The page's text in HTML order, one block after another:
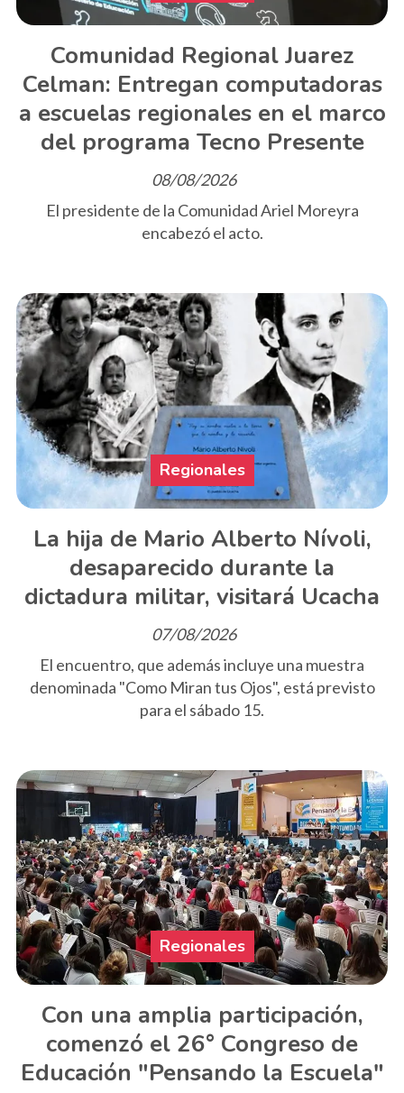
Comunidad Regional Juarez
Celman: Entregan computadoras
a escuelas regionales en el marco
del programa Tecno Presente
08/08/2026
El presidente de la Comunidad Ariel Moreyra
encabezó el acto.
La hija de Mario Alberto Nívoli,
desaparecido durante la
dictadura militar, visitará Ucacha
Regionales
07/08/2026
El encuentro, que además incluye una muestra
denominada "Como Miran tus Ojos", está previsto
para el sábado 15.
Con una amplia participación,
comenzó el 26° Congreso de
Educación "Pensando la Escuela"
Regionales